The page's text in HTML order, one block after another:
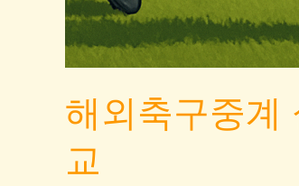
해외축구중계
교